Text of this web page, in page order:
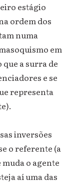
estágio
ordem dos
numa
em
a surra de
e se
representa
inversões
o referente (a
o agente
aí uma das